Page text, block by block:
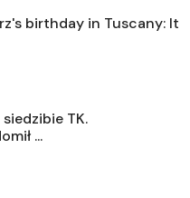
birthday in Tuscany: It
TK.
...